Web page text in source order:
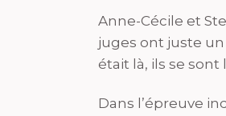
Anne-Cécile et
juges ont juste
était là, ils se sont
Dans l’épreuve